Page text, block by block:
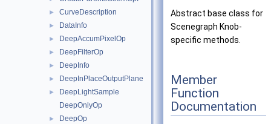
► CurveDescription
► DataInfo
► DeepAccumPixelOp
► DeepFilterOp
► DeepInfo
► DeepInPlaceOutputPlane
►
DeepLightSample
DeepOnlyOp
► DeepOp
Abstract base class for
Scenegraph Knob-
specific methods.
Member
Function
Documentation